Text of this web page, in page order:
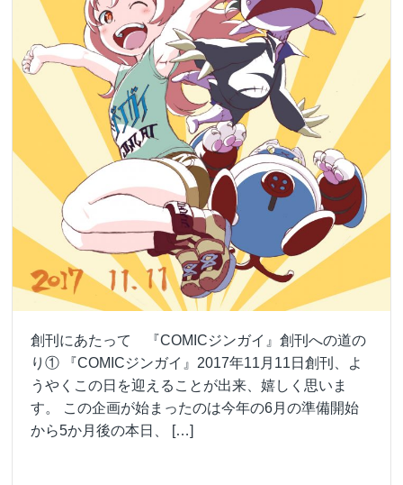
創刊にあたって 『COMICジンガイ』創刊への道の
り① 『COMICジンガイ』2017年11月11日創刊、よ
うやくこの日を迎えることが出来、嬉しく思いま
す。 この企画が始まったのは今年の6月の準備開始
から5か月後の本日、 […]